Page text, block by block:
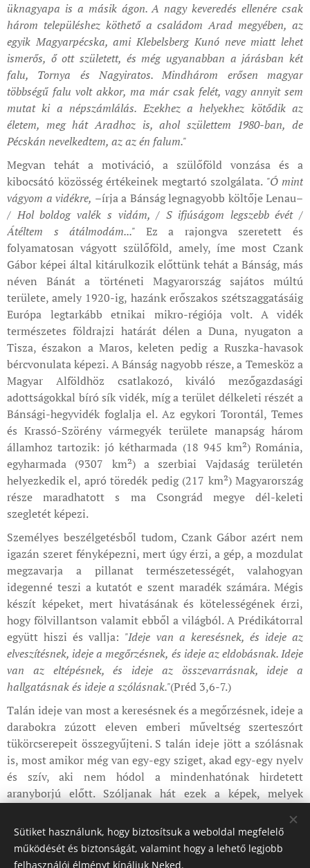
üknagyapa is a másik ágon. A nagy keveredés ellenére csak
három településhez köthető a családom Arad megyében, az
egyik Magyarpécska, ami Klebelsberg Kunó neve miatt lehet
ismerős, ő ott született, és még ugyanabban a járásban két
falu, Tornya és Nagyiratos. Mindhárom erősen magyar
többségű falu volt akkor, ma már csak felét, vagy annyit sem
mutat ki a népszámlálás. Ezekhez a helyekhez kötődik az
életem, meg hát Aradhoz is, ahol születtem 1980-ban, de
Pécskán nevelkedtem, az az én falum."
Megvan tehát a motiváció, a szülőföld vonzása és a
kibocsátó közösség értékeinek megtartó szolgálata. "Ó mint
vágyom a vidékre, –írja a Bánság legnagyobb költője Lenau–
/ Hol boldog valék s vidám, / S ifjúságom legszebb évét /
Átéltem s átálmodám..." Ez a rajongva szeretett és
folyamatosan vágyott szülőföld, amely, íme most Czank
Gábor képei által kitárulkozik előttünk tehát a Bánság, más
néven Bánát a történeti Magyarország sajátos múltú
területe, amely 1920-ig, hazánk erőszakos szétszaggatásáig
Európa legtarkább etnikai mikro-régiója volt. A vidék
természetes földrajzi határát délen a Duna, nyugaton a
Tisza, északon a Maros, keleten pedig a Ruszka-havasok
bércvonulata képezi. A Bánság nagyobb része, a Temesköz a
Magyar Alföldhöz csatlakozó, kiváló mezőgazdasági
adottságokkal bíró sík vidék, míg a terület délkeleti részét a
Bánsági-hegyvidék foglalja el. Az egykori Torontál, Temes
és Krassó-Szörény vármegyék területe manapság három
államhoz tartozik: jó kétharmada (18 945 km²) Románia,
egyharmada (9307 km²) a szerbiai Vajdaság területén
helyezkedik el, apró töredék pedig (217 km²) Magyarország
része maradhatott s ma Csongrád megye dél-keleti
szegletét képezi.
Személyes beszélgetésből tudom, Czank Gábor azért nem
igazán szeret fényképezni, mert úgy érzi, a gép, a mozdulat
megzavarja a pillanat természetességét, valahogyan
idegenné teszi a kutatót e szent maradék számára. Mégis
készít képeket, mert hivatásának és kötelességének érzi,
hogy fölvillantson valamit ebből a világból. A Prédikátorral
együtt hiszi és vallja: "Ideje van a keresésnek, és ideje az
elveszítésnek, ideje a megőrzésnek, és ideje az eldobásnak. Ideje
van az eltépésnek, és ideje az összevarrásnak, ideje a
hallgatásnak és ideje a szólásnak."(Préd 3,6-7.)
Talán ideje van most a keresésnek és a megőrzésnek, ideje a
darabokra zúzott eleven emberi műveltség szerteszórt
tükörcserepeit összegyűjteni. S talán ideje jött a szólásnak
is, most amikor még van egy-egy sziget, akad egy-egy nyelv
és szív, aki nem hódol a mindenhatónak hirdetett
aranyborjú előtt. Szóljanak hát ezek a képek, melyek
elénk, balladás, tehát emberi jövendőnk lehetőségét
villantva föl.
Sütiket használunk, hogy biztosítsuk a weboldal megfelelő
működését és biztonságát, valamint hogy a lehető legjobb
felhasználói élményt kínáljuk Neked.